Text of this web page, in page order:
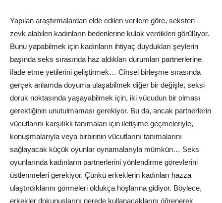
Yapılan araştırmalardan elde edilen verilere göre, seksten
zevk alabilen kadınların bedenlerine kulak verdikleri görülüyor.
Bunu yapabilmek için kadınların ihtiyaç duydukları şeylerin
başında seks sırasında haz aldıkları durumları partnerlerine
ifade etme yetilerini geliştirmek… Cinsel birleşme sırasında
gerçek anlamda doyuma ulaşabilmek diğer bir değişle, seksi
doruk noktasında yaşayabilmek için, iki vücudun bir olması
gerektiğinin unutulmaması gerekiyor. Bu da, ancak partnerlerin
vücutlarını karşılıklı tanımaları için iletişime geçmeleriyle,
konuşmalarıyla veya birbirinin vücutlarını tanımalarını
sağlayacak küçük oyunlar oynamalarıyla mümkün… Seks
oyunlarında kadınların partnerlerini yönlendirme görevlerini
üstlenmeleri gerekiyor. Çünkü erkeklerin kadınları hazza
ulaştırdıklarını görmeleri oldukça hoşlarına gidiyor. Böylece,
erkekler dokunuşlarını nerede kullanacaklarını öğrenerek